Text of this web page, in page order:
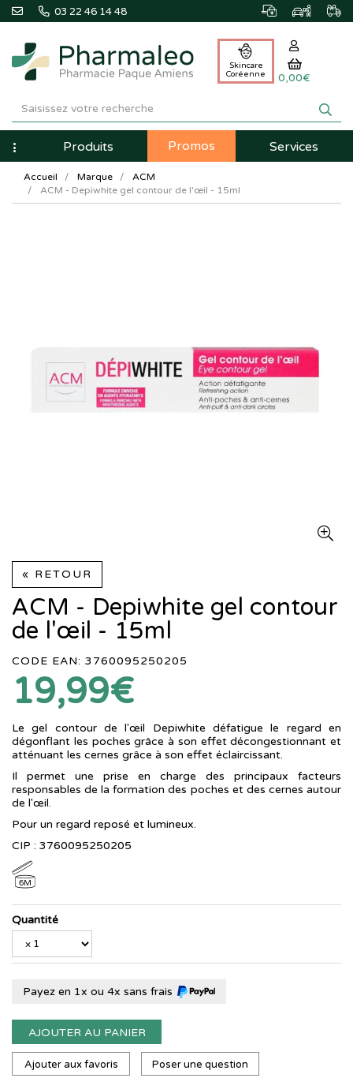
03 22 46 14 48
Pharmaleo
Pharmacie
Paque
Amiens
Skincare
Coréenne
0,00€
NavigationProduits Promos Services
Accueil Marque
ACM
ACM - Depiwhite gel contour de l'œil - 15ml
« RETOUR
ACM - Depiwhite gel contour
de l'œil - 15ml
CODE EAN: 3760095250205
19,99€
Le gel contour de l'œil Depiwhite défatigue le regard en
dégonflant les poches grâce à son effet décongestionnant et
atténuant les cernes grâce à son effet éclaircissant.
Il permet une prise en charge des principaux facteurs
responsables de la formation des poches et des cernes autour
de l'œil.
Pour un regard reposé et lumineux.
CIP : 3760095250205
6M
Quantité
Payez en 1x ou 4x sans frais
AJOUTER AU PANIER
Ajouter aux favoris Poser une question